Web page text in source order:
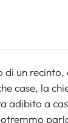
un
case, la
a